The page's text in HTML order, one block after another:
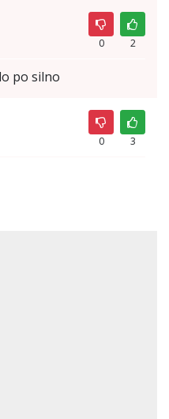
0 2
po silno
0 3